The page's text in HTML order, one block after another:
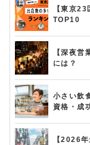
【東京
TOP10
【深夜
には？
小さい飲
資格・成
【2026